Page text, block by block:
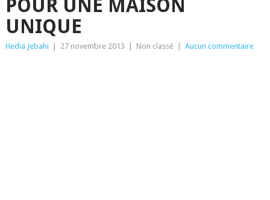
POUR UNE MAISON
UNIQUE
Hedia Jebahi 27 novembre 2013 Non classé Aucun commentaire